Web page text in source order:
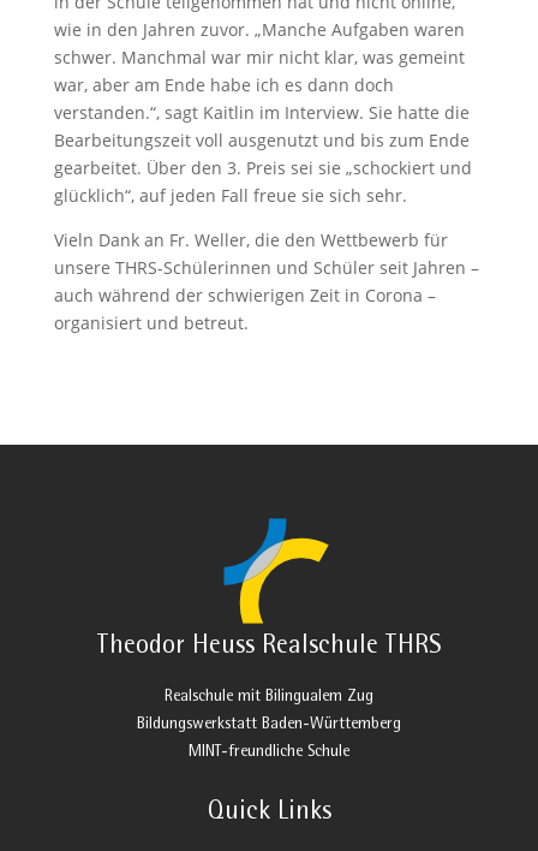
wie in den Jahren zuvor. „Manche Aufgaben waren
schwer. Manchmal war mir nicht klar, was gemeint
war, aber am Ende habe ich es dann doch
verstanden.“, sagt Kaitlin im Interview. Sie hatte die
Bearbeitungszeit voll ausgenutzt und bis zum Ende
gearbeitet. Über den 3. Preis sei sie „schockiert und
glücklich“, auf jeden Fall freue sie sich sehr.
Vieln Dank an Fr. Weller, die den Wettbewerb für
unsere THRS-Schülerinnen und Schüler seit Jahren –
auch während der schwierigen Zeit in Corona –
organisiert und betreut.
Theodor Heuss Realschule THRS
Realschule mit Bilingualem Zug
Bildungswerkstatt Baden-Württemberg
MINT-freundliche Schule
Quick Links